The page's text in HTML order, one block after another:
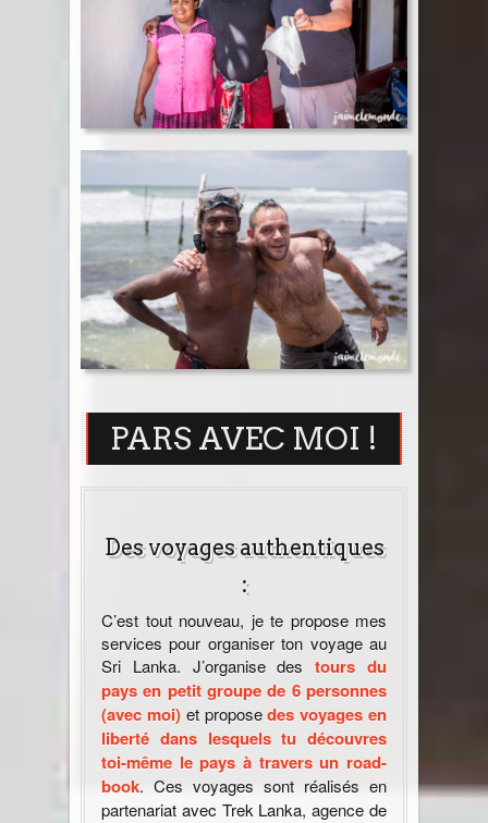
PARS AVEC MOI !
Des voyages authentiques
:
C’est tout nouveau, je te propose mes
services pour organiser ton voyage au
Sri Lanka. J’organise destours du
pays en petit groupe de 6 personnes
(avec moi)et proposedes voyages en
liberté dans lesquels tu découvres
toi-même le pays à travers un road-
book. Ces voyages sont réalisés en
partenariat avec Trek Lanka, agence de